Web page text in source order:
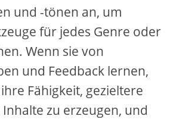
und -tönen an, um
für jedes Genre oder
Wenn sie von
und Feedback lernen,
Fähigkeit, gezieltere
zu erzeugen, und